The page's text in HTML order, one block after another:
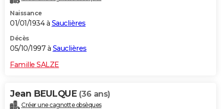
Naissance
01/01/1934 à Sauclières
Décès
05/10/1997 à Sauclières
Famille SALZE
Jean BEULQUE (36 ans)
Créer une cagnotte obsèques